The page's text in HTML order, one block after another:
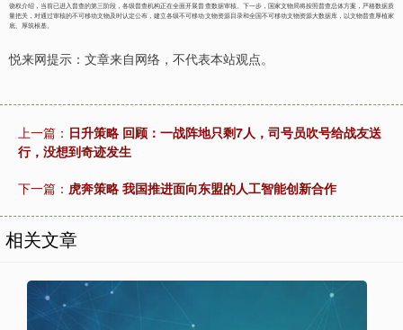
饶权介绍，当前已进入普查的第三阶段，各级普查机构正在全面开展普查数据审核。下一步，国家文物局将按照普查总体方案，严格数据质
量把关，对通过审核的不可移动文物及时认定公布，建立各级不可移动文物资源目录和全国不可移动文物资源大数据库，以文物普查厚植家
底、厚筑根基。
悦来网提示：文章来自网络，不代表本站观点。
上一篇： 日升策略 回顾：一战阵地只剩7人，司号员吹号给战友送
行，没想到奇迹发生
下一篇： 虎奔策略 我国推进面向东盟的人工智能创新合作
相关文章